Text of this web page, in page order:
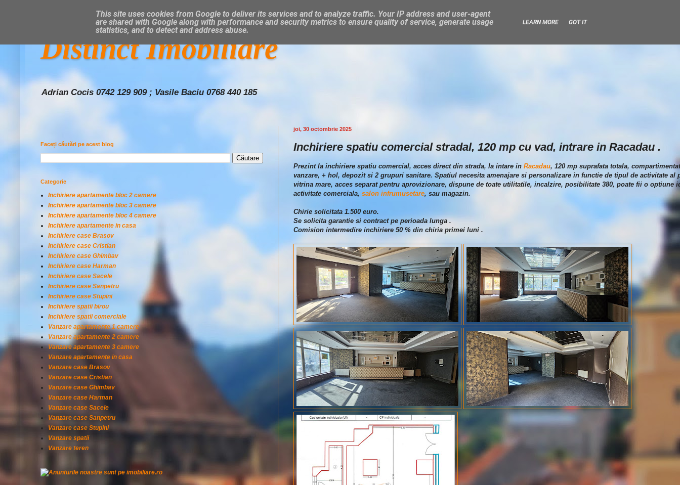
Distinct Imobiliare
Adrian Cocis 0742 129 909 ; Vasile Baciu 0768 440 185
joi, 30 octombrie 2025
Inchiriere spatiu comercial stradal, 120 mp cu vad, intrare in Racadau .
Prezint la inchiriere spatiu comercial, acces direct din strada, la intare in Racadau, 120 mp suprafata totala,
vanzare, + hol, depozit si 2 grupuri sanitare. Spatiul necesita amenajare si personalizare in functie de tipul de activitate al
vitrina mare, acces separat pentru aprovizionare, dispune de toate utilitatile, incalzire, posibilitate 380, poate fii o optiune
activitate comerciala, salon infrumusetare, sau magazin.
Chirie solicitata 1.500 euro.
Se solicita garantie si contract pe perioada lunga .
Comision intermedire inchiriere 50 % din chiria primei luni .
Faceți căutări pe acest blog
Categorie
Inchiriere apartamente bloc 2 camere
Inchiriere apartamente bloc 3 camere
Inchiriere apartamente bloc 4 camere
Inchiriere apartamente in casa
Inchiriere case Brasov
Inchiriere case Cristian
Inchiriere case Ghimbav
Inchiriere case Harman
Inchiriere case Sacele
Inchiriere case Sanpetru
Inchiriere case Stupini
Inchiriere spatii birou
Inchiriere spatii comerciale
Vanzare apartamente 1 camere
Vanzare apartamente 2 camere
Vanzare apartamente 3 camere
Vanzare apartamente in casa
Vanzare case Brasov
Vanzare case Cristian
Vanzare case Ghimbav
Vanzare case Harman
Vanzare case Sacele
Vanzare case Sanpetru
Vanzare case Stupini
Vanzare spatii
Vanzare teren
This site uses cookies from Google to deliver its services and to analyze traffic. Your IP address and user-agent
are shared with Google along with performance and security metrics to ensure quality of service, generate usage
statistics, and to detect and address abuse.
LEARN MORE GOT IT